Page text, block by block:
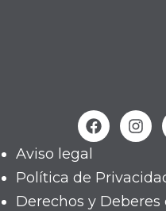
Aviso legal
Política de
Derechos y